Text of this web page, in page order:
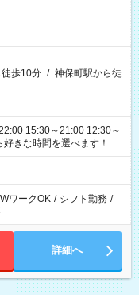
歩10分 / 神保町駅から徒
15:30～21:00 12:30～
ワークOK / シフト勤務 /
詳細へ